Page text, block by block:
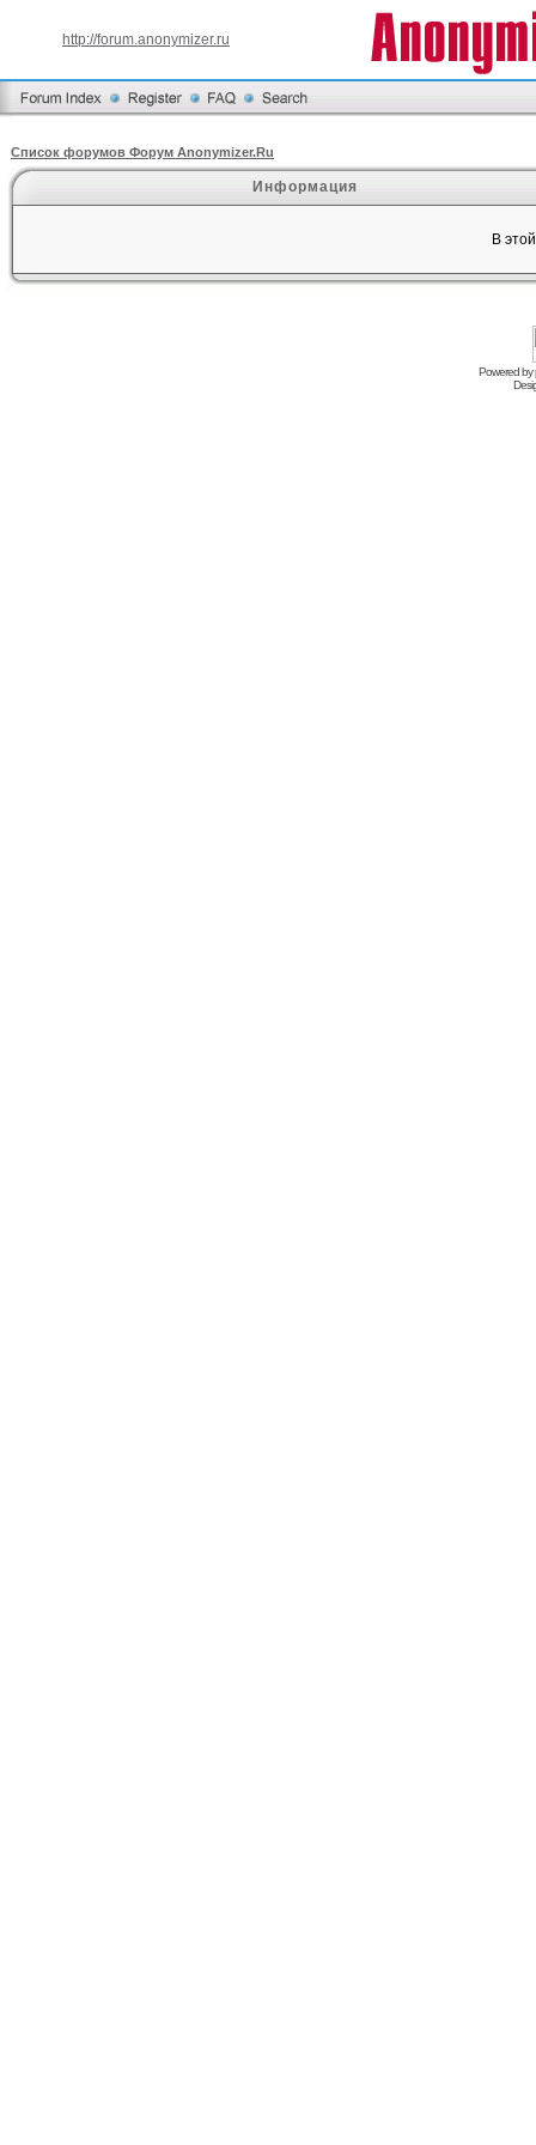
http://forum.anonymizer.ru
Список форумов Форум Anonymizer.Ru
Информация
В
Powered by